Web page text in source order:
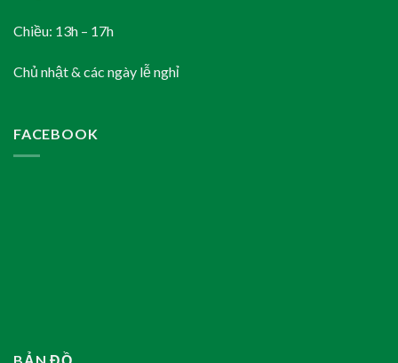
Chiều: 13h – 17h
Chủ nhật & các ngày lễ nghỉ
FACEBOOK